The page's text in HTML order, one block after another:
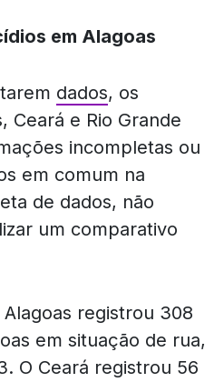
em Alagoas
dados, os
Ceará e Rio Grande
incompletas ou
em comum na
de dados, não
um comparativo
registrou 308
em situação de rua,
O Ceará registrou 56